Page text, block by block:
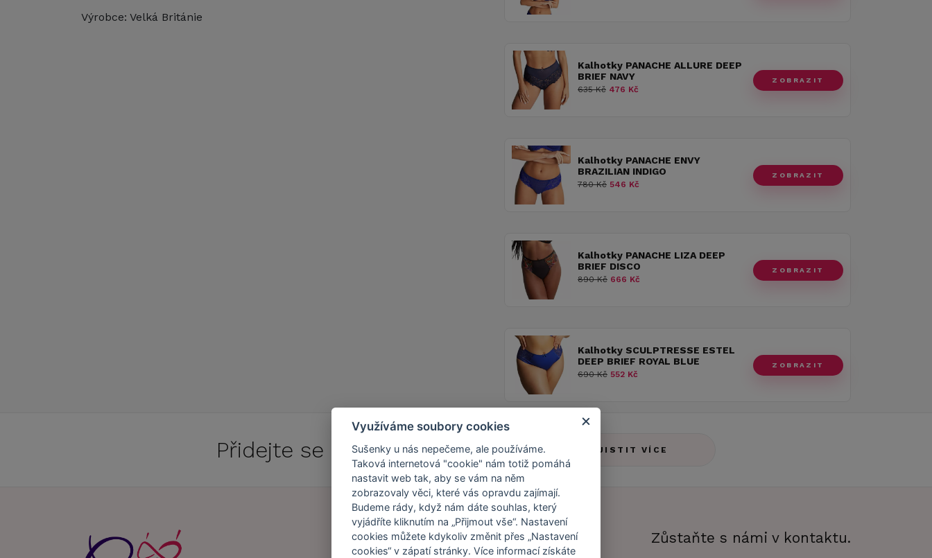
Výrobce: Velká Británie
Kalhotky PANACHE ALLURE DEEP
BRIEF NAVY
635 Kč 476 Kč
ZOBRAZIT
Kalhotky PANACHE ENVY
BRAZILIAN INDIGO
780 Kč 546 Kč
ZOBRAZIT
Kalhotky PANACHE LIZA DEEP
BRIEF DISCO
890 Kč 666 Kč
ZOBRAZIT
Kalhotky SCULPTRESSE ESTEL
DEEP BRIEF ROYAL BLUE
690 Kč 552 Kč
ZOBRAZIT
Přidejte se doCaresse Clubu! ZJISTIT VÍCE
Náš příběh Zákaznický účet Zůstaňte s námi v kontaktu.
Využíváme soubory cookies
Sušenky u nás nepečeme, ale používáme.
Taková internetová "cookie" nám totiž pomáhá
nastavit web tak, aby se vám na něm
zobrazovaly věci, které vás opravdu zajímají.
Budeme rády, když nám dáte souhlas, který
vyjádříte kliknutím na „Přijmout vše“. Nastavení
cookies můžete kdykoliv změnit přes „Nastavení
cookies“ v zápatí stránky. Více informací získáte